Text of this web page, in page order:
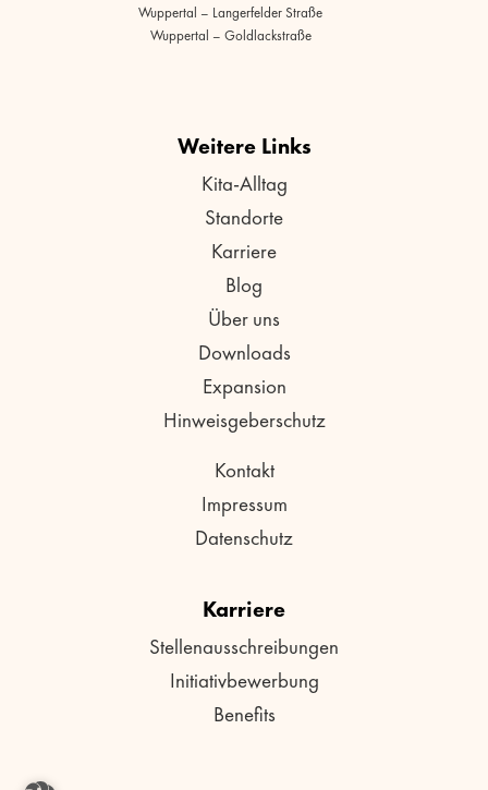
Wuppertal – Langerfelder Straße
Wuppertal – Goldlackstraße
Weitere Links
Kita-Alltag
Standorte
Karriere
Blog
Über uns
Downloads
Expansion
Hinweisgeberschutz
Kontakt
Impressum
Datenschutz
Karriere
Stellenausschreibungen
Initiativbewerbung
Benefits